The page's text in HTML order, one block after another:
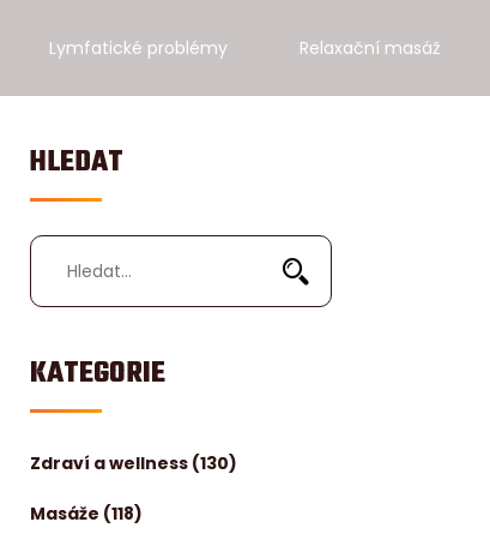
Lymfatické problémy Relaxační masáž
HLEDAT
KATEGORIE
Zdraví a wellness (130)
Masáže (118)